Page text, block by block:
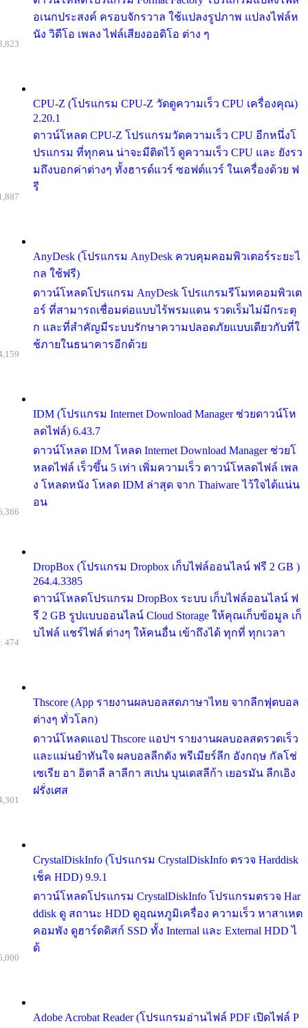
อเนกประสงค์ ครอบจักรวาล ใช้แปลงรูปภาพ แปลงไฟล์ห
นัง วิดีโอ เพลง ไฟล์เสียงออดิโอ ต่าง ๆ
CPU-Z (โปรแกรม CPU-Z วัดดูความเร็ว CPU เครื่องคุณ)
2.20.1
ดาวน์โหลด CPU-Z โปรแกรมวัดความเร็ว CPU อีกหนึ่งโ
ปรแกรม ที่ทุกคน น่าจะมีติดไว้ ดูความเร็ว CPU และ ยังรว
มถึงบอกค่าต่างๆ ทั้งฮารด์แวร์ ซอฟต์แวร์ ในเครื่องด้วย ฟ
รี
AnyDesk (โปรแกรม AnyDesk ควบคุมคอมพิวเตอร์ระยะไ
กล ใช้ฟรี)
ดาวน์โหลดโปรแกรม AnyDesk โปรแกรมรีโมทคอมพิวเต
อร์ ที่สามารถเชื่อมต่อแบบไร้พรมแดน รวดเร็มไม่มีกระตุ
ก และที่สำคัญมีระบบรักษาความปลอดภัยแบบเดียวกับที่ใ
ช้ภายในธนาคารอีกด้วย
IDM (โปรแกรม Internet Download Manager ช่วยดาวน์โห
ลดไฟล์) 6.43.7
ดาวน์โหลด IDM โหลด Internet Download Manager ช่วยโ
หลดไฟล์ เร็วขึ้น 5 เท่า เพิ่มความเร็ว ดาวน์โหลดไฟล์ เพล
ง โหลดหนัง โหลด IDM ล่าสุด จาก Thaiware ไว้ใจได้แน่น
อน
DropBox (โปรแกรม Dropbox เก็บไฟล์ออนไลน์ ฟรี 2 GB )
264.4.3385
ดาวน์โหลดโปรแกรม DropBox ระบบ เก็บไฟล์ออนไลน์ ฟ
รี 2 GB รูปแบบออนไลน์ Cloud Storage ให้คุณเก็บข้อมูล เก็
บไฟล์ แชร์ไฟล์ ต่างๆ ให้คนอื่น เข้าถึงได้ ทุกที่ ทุกเวลา
Thscore (App รายงานผลบอลสดภาษาไทย จากลีกฟุตบอล
ต่างๆ ทั่วโลก)
ดาวน์โหลดแอป Thscore แอปฯ รายงานผลบอลสดรวดเร็ว
และแม่นยำทันใจ ผลบอลลีกดัง พรีเมียร์ลีก อังกฤษ กัลโช่
เซเรีย อา อิตาลี ลาลีกา สเปน บุนเดสลีก้า เยอรมัน ลีกเอิง
ฝรั่งเศส
474
CrystalDiskInfo (โปรแกรม CrystalDiskInfo ตรวจ Harddisk
เช็ค HDD) 9.9.1
ดาวน์โหลดโปรแกรม CrystalDiskInfo โปรแกรมตรวจ Har
ddisk ดู สถานะ HDD ดูอุณหภูมิเครื่อง ความเร็ว หาสาเหต
คอมพัง ดูฮาร์ดดิสก์ SSD ทั้ง Internal และ External HDD ไ
ด้
Adobe Acrobat Reader (โปรแกรมอ่านไฟล์ PDF เปิดไฟล์ P